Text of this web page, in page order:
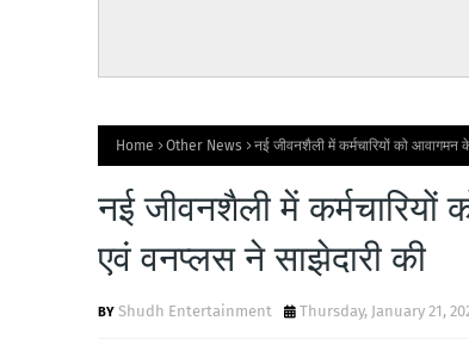
Home Other News नई जीवनशैली में कर्मचारियों को
नई जीवनशैली में
एवं वनप्लस ने साझेदारी की
Shudh Entertainment Thursday, January 21,